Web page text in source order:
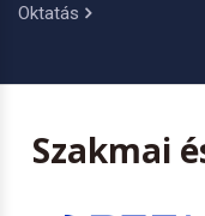
Oktatás
Szakmai